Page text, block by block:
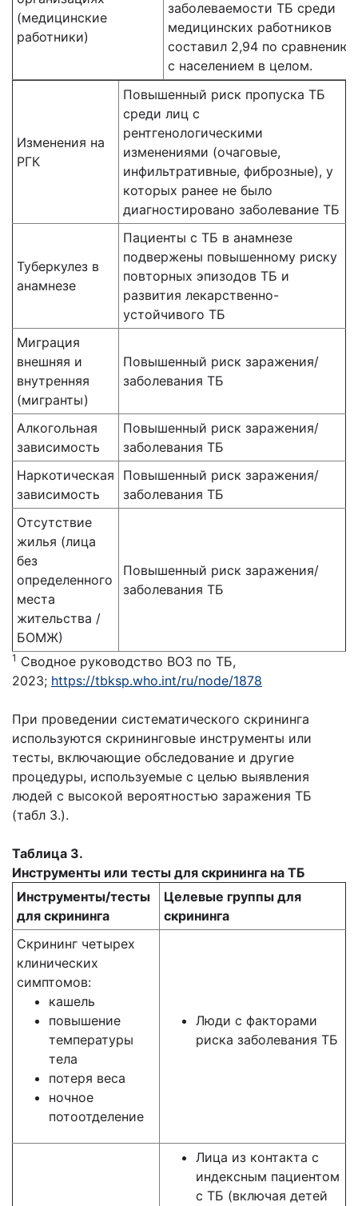
(медицинские
работники)
заболеваемости ТБ среди
медицинских работников
составил 2,94 по сравнению
с населением в целом.
Изменения на
РГК
Повышенный риск пропуска ТБ
среди лиц с
рентгенологическими
изменениями (очаговые,
инфильтративные, фиброзные), у
которых ранее не было
диагностировано заболевание ТБ
Туберкулез в
анамнезе
Пациенты с ТБ в анамнезе
подвержены повышенному риску
повторных эпизодов ТБ и
развития лекарственно-
устойчивого ТБ
Миграция
внешняя и
внутренняя
(мигранты)
Повышенный риск заражения/
заболевания ТБ
Алкогольная
зависимость
Повышенный риск заражения/
заболевания ТБ
Наркотическая
зависимость
Повышенный риск заражения/
заболевания ТБ
Отсутствие
жилья (лица
без
определенного
места
жительства /
БОМЖ)
Повышенный риск заражения/
заболевания ТБ
1 Сводное руководство ВОЗ по ТБ,
2023; https://tbksp.who.int/ru/node/1878
При проведении систематического скрининга
используются скрининговые инструменты или
тесты, включающие обследование и другие
процедуры, используемые с целью выявления
людей с высокой вероятностью заражения ТБ
(табл 3.).
Таблица 3.
Инструменты или тесты для скрининга на ТБ
Инструменты/тесты
для скрининга
Целевые группы для
скрининга
Скрининг четырех
клинических
симптомов:
кашель
повышение
температуры
тела
потеря веса
ночное
потоотделение
Люди с факторами
риска заболевания ТБ
Лица из контакта с
индексным пациентом
с ТБ (включая детей